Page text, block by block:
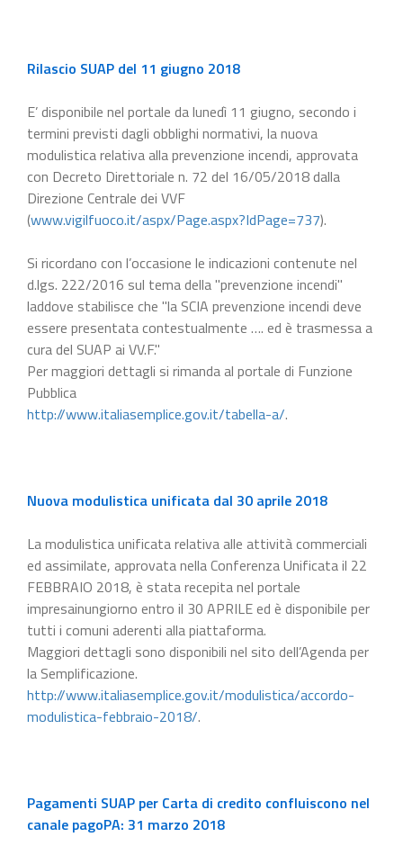
Rilascio SUAP del 11 giugno 2018
E’ disponibile nel portale da lunedì 11 giugno, secondo i
termini previsti dagli obblighi normativi, la nuova
modulistica relativa alla prevenzione incendi, approvata
con Decreto Direttoriale n. 72 del 16/05/2018 dalla
Direzione Centrale dei VVF
(www.vigilfuoco.it/aspx/Page.aspx?IdPage=737).
Si ricordano con l’occasione le indicazioni contenute nel
d.lgs. 222/2016 sul tema della "prevenzione incendi"
laddove stabilisce che "la SCIA prevenzione incendi deve
essere presentata contestualmente …. ed è trasmessa a
cura del SUAP ai VV.F."
Per maggiori dettagli si rimanda al portale di Funzione
Pubblica
http://www.italiasemplice.gov.it/tabella-a/.
Nuova modulistica unificata dal 30 aprile 2018
La modulistica unificata relativa alle attività commerciali
ed assimilate, approvata nella Conferenza Unificata il 22
FEBBRAIO 2018, è stata recepita nel portale
impresainungiorno entro il 30 APRILE ed è disponibile per
tutti i comuni aderenti alla piattaforma.
Maggiori dettagli sono disponibili nel sito dell’Agenda per
la Semplificazione.
http://www.italiasemplice.gov.it/modulistica/accordo-
modulistica-febbraio-2018/.
Pagamenti SUAP per Carta di credito confluiscono nel
canale pagoPA: 31 marzo 2018